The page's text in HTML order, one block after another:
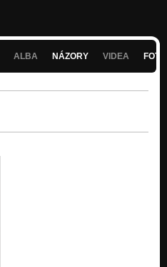
ALBA NÁZORY VIDEA